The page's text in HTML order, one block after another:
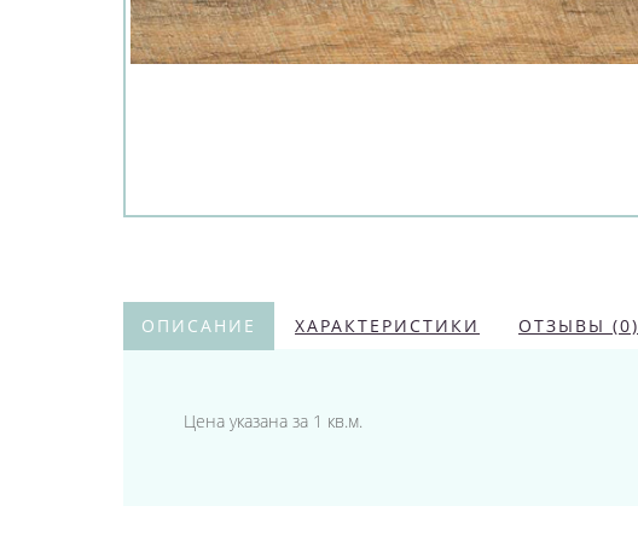
ОПИСАНИЕ ХАРАКТЕРИСТИКИ ОТЗЫВЫ (0)
Цена указана за 1 кв.м.